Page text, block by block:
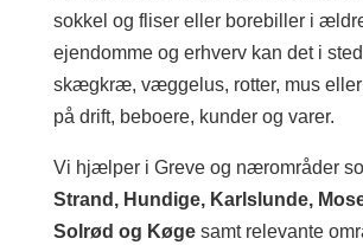
sokkel og fliser eller borebiller i
ejendomme og erhverv kan det i
skægkræ, væggelus, rotter, mus
på drift, beboere, kunder og varer.
Vi hjælper i Greve og nærområder
Strand, Hundige, Karlslunde,
Solrød og Køgesamt relevante